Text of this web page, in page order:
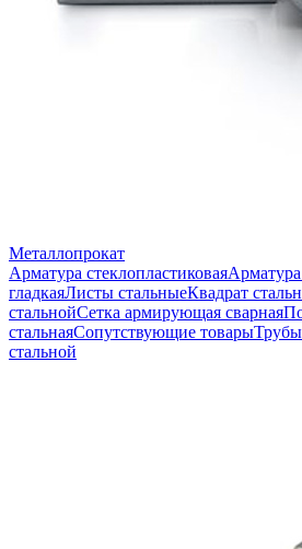
Металлопрокат
Арматура стеклопластиковая
гладкаяЛисты стальныеКвадрат
стальнойСетка армирующая сварная
стальнаяСопутствующие товары
стальной